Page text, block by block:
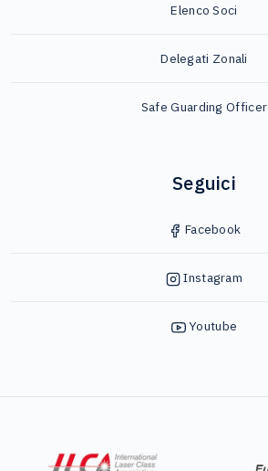
Elenco Soci
Delegati Zonali
Safe Guarding Officer
Seguici
Facebook
Instagram
Youtube